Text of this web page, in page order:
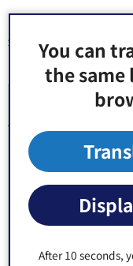
You can
the same
After 10 seconds,
同じ分類から探す
教育委員会
理科支援員の募
ブリッジスクー
グスタッフ募集
朝の児童の居場